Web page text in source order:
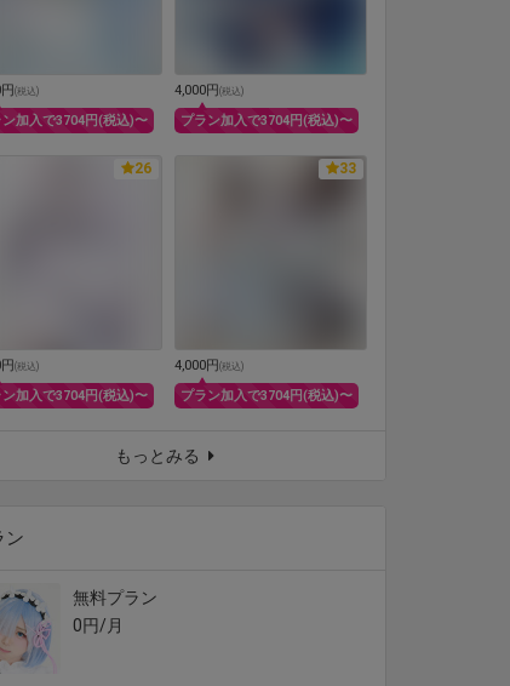
(税込)
ン加入で3704円(税込)〜
4,000円(税込)
プラン加入で3704円(税込)〜
26
(税込)
ン加入で3704円(税込)〜
33
4,000円(税込)
プラン加入で3704円(税込)〜
もっとみる
ン
無料プラン
0円/月